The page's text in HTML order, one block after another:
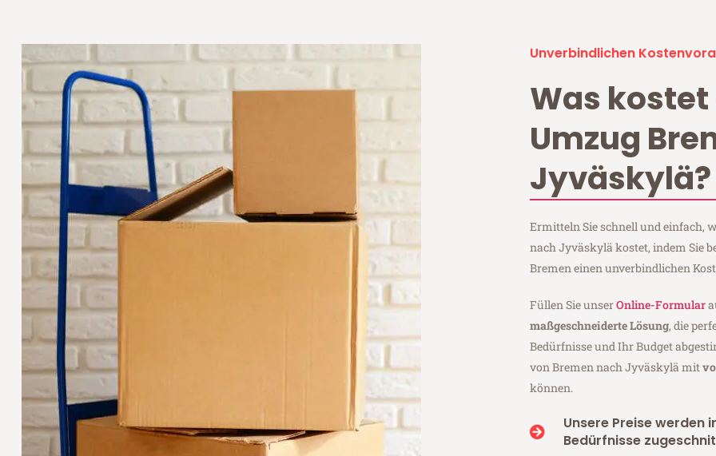
Unverbindlichen
Was kostet
Umzug
Jyväskylä?
Ermitteln Sie schnell und einfach,
nach Jyväskylä kostet, indem Sie
Bremen einen unverbindlichen
Füllen Sie unserOnline-Formular
maßgeschneiderte Lösung, die
Bedürfnisse und Ihr Budget
von Bremen nach Jyväskylä mit
können.
Unsere Preise werden
Bedürfnisse